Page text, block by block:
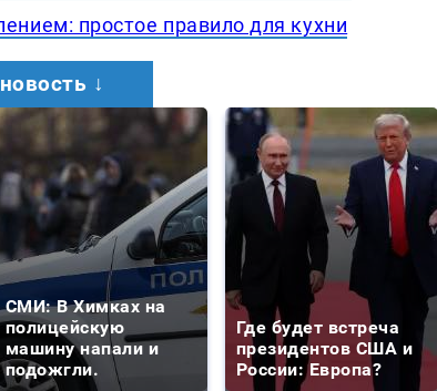
простое правило для кухни
↓
СМИ: В Химках на
полицейскую
машину напали и
подожгли.
Где будет встреча
президентов США и
России: Европа?